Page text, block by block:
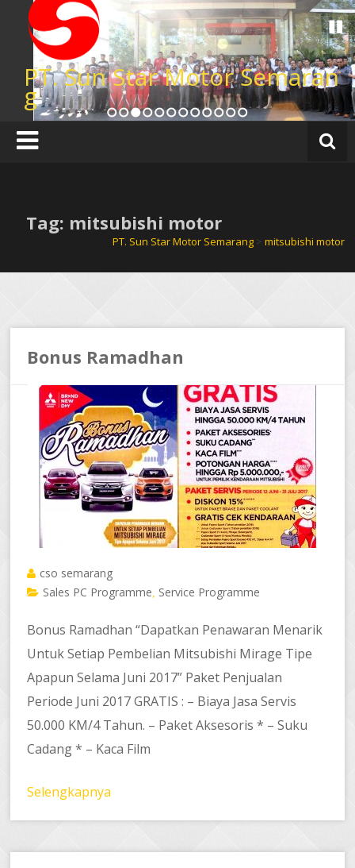
Lompat
konten
1 2 3 4 5 6 7 8 9101112
PT. Sun Star Motor Semaran
g
Tag: mitsubishi motor
PT. Sun Star Motor Semarang> mitsubishi motor
Bonus Ramadhan
cso semarang
Sales PC Programme Service Programme
Bonus Ramadhan “Dapatkan Penawaran Menarik
Untuk Setiap Pembelian Mitsubishi Mirage Tipe
Apapun Selama Juni 2017” Paket Penjualan
Periode Juni 2017 GRATIS : – Biaya Jasa Servis
50.000 KM/4 Tahun. – Paket Aksesoris * – Suku
Cadang * – Kaca Film
Selengkapnya